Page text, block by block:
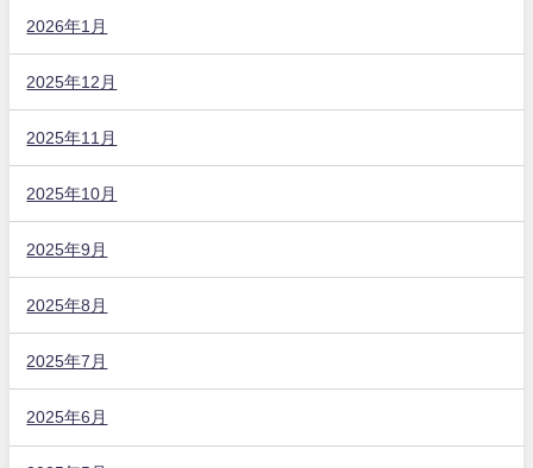
2026年1月
2025年12月
2025年11月
2025年10月
2025年9月
2025年8月
2025年7月
2025年6月